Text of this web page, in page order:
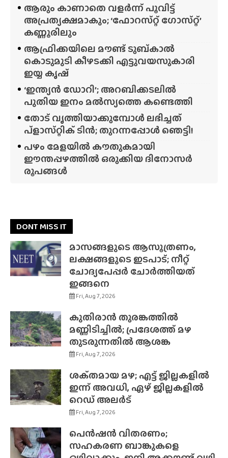
ആരും കാണാതെ വളർന്ന് പൂവിട്ട്
അപ്രത്യക്ഷമാകും; ‘ഫോറസ്‌റ്റ്‌ ഗോസ്‌റ്റ്’
കണ്ണൂരിലും
ആഫ്രിക്കയിലെ മൗണ്ട് ടുബ്‌കാൽ
കൊടുമുടി കീഴടക്കി എട്ടുവയസുകാരി
ഇയ്യ കൃഷ്
‘ഇന്ത്യൻ ഡോറി’; അറബിക്കടലിൽ
പുതിയ ഇനം മൽസ്യത്തെ കണ്ടെത്തി
തോട് വൃത്തിയാക്കുമ്പോൾ ലഭിച്ചത്
പ്‌ളാസ്‌റ്റിക് ടിൻ; തുറന്നപ്പോൾ ഞെട്ടി!
പഴം മേളയിൽ കൗതുകമായി
ഈന്തപ്പഴത്തിൽ ഒരുക്കിയ ദിനോസർ
രൂപങ്ങൾ
DONT MISS IT
മാസങ്ങളുടെ ആസൂത്രണം,
ലക്ഷങ്ങളുടെ ഇടപാട്; നീറ്റ്
ചോദ്യപേപ്പർ ചോർത്തിയത്
ഇങ്ങനെ
Fri, Aug 7, 2026
കുതിരാൻ തുരങ്കത്തിൽ
മണ്ണിടിച്ചിൽ; പ്രദേശത്ത് മഴ
തുടരുന്നതിൽ ആശങ്ക
Fri, Aug 7, 2026
ശക്‌തമായ മഴ; എട്ട് ജില്ലകളിൽ
ഇന്ന് അവധി, ഏഴ് ജില്ലകളിൽ
റെഡ് അലർട്
Fri, Aug 7, 2026
പെൻഷൻ വിതരണം;
സഹകരണ ബാങ്കുകളെ